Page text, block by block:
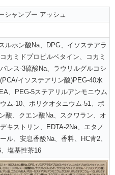
シャンプー アッシュ
ルホン酸Na、DPG、イソステアラ
カミドプロピルベタイン、コカミ
レス-3硫酸Na、ラウリルグルコシ
イソステアリン酸)PEG-40水
、PEG-5ステアリルアンモニウム
ム-10、ポリクオタニウム-51、ポ
酸、クエン酸Na、スクワラン、オ
キストリン、EDTA-2Na、エタノ
ル、安息香酸Na、香料、HC青2、
塩基性茶16